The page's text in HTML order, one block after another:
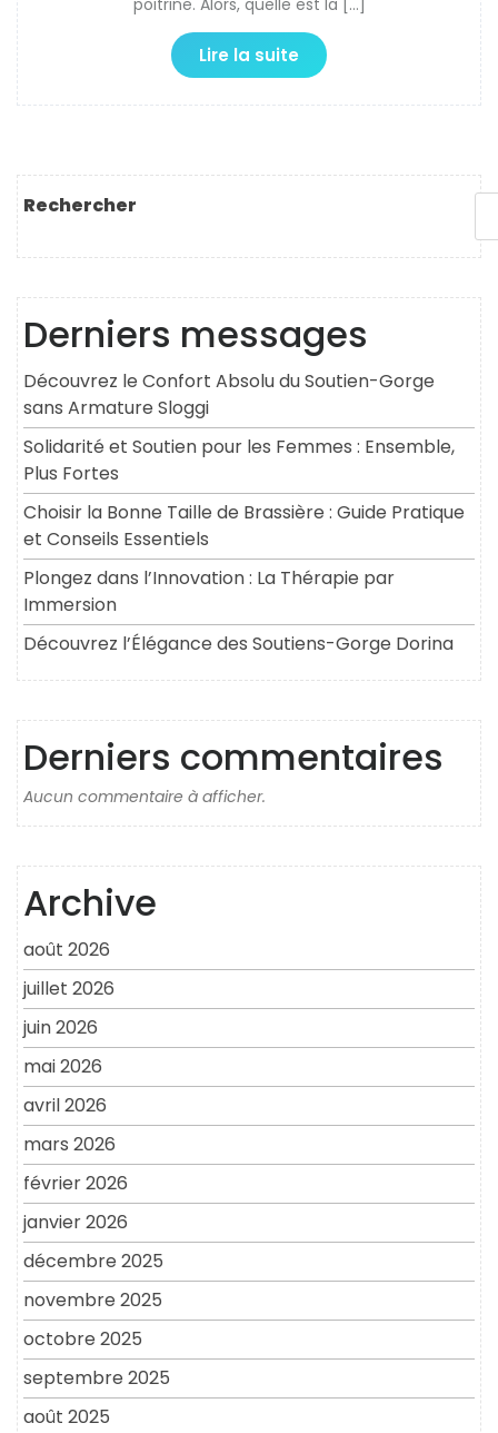
Lire la suite
Rechercher
Derniers messages
Découvrez le Confort Absolu du Soutien-Gorge
sans Armature Sloggi
Solidarité et Soutien pour les Femmes : Ensemble,
Plus Fortes
Choisir la Bonne Taille de Brassière : Guide Pratique
et Conseils Essentiels
Plongez dans l’Innovation : La Thérapie par
Immersion
Découvrez l’Élégance des Soutiens-Gorge Dorina
Derniers commentaires
Aucun commentaire à afficher.
Archive
août 2026
juillet 2026
juin 2026
mai 2026
avril 2026
mars 2026
février 2026
janvier 2026
décembre 2025
novembre 2025
octobre 2025
septembre 2025
août 2025